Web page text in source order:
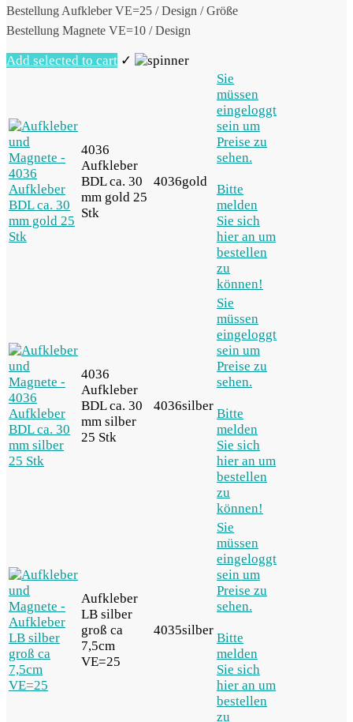
Bestellung Aufkleber VE=25 / Design / Größe
Bestellung Magnete VE=10 / Design
Add selected to cart ✓
4036
Aufkleber
BDL ca. 30
mm gold 25
Stk
4036gold
Sie
müssen
eingeloggt
sein um
Preise zu
sehen.
Bitte
melden
Sie sich
hier an um
bestellen
zu
können!
4036
Aufkleber
BDL ca. 30
mm silber
25 Stk
4036silber
Sie
müssen
eingeloggt
sein um
Preise zu
sehen.
Bitte
melden
Sie sich
hier an um
bestellen
zu
können!
Aufkleber
LB silber
groß ca
7,5cm
VE=25
4035silber
Sie
müssen
eingeloggt
sein um
Preise zu
sehen.
Bitte
melden
Sie sich
hier an um
bestellen
zu